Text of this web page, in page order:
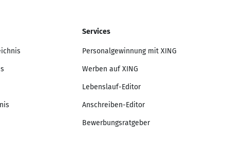
Services
Personalgewinnung mit XING
Werben auf XING
Lebenslauf-Editor
Anschreiben-Editor
Bewerbungsratgeber